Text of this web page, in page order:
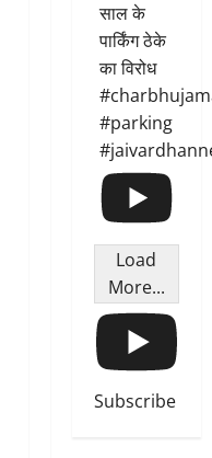
साल के
पार्किंग ठेके
का विरोध
#parking
Load
More...
Subscribe